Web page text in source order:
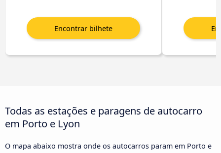
Todas as estações e paragens de autocarro
em Porto e Lyon
O mapa abaixo mostra onde os autocarros param em Porto e